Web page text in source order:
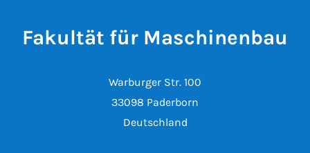
Fakultät für Maschinenbau
Warburger Str. 100
33098 Paderborn
Deutschland